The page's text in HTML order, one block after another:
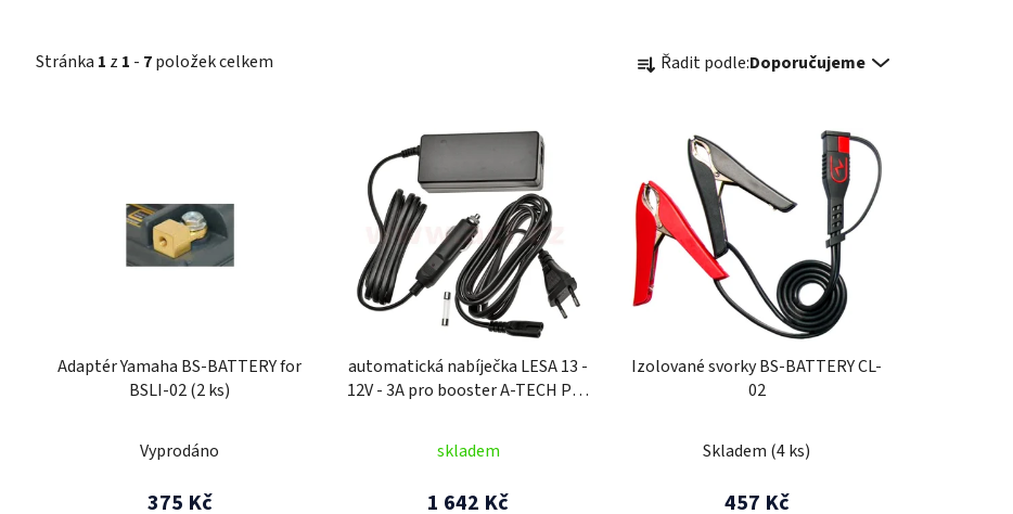
Stránka 1 z 1 - 7položek celkem
a
í
p
r
o
d
k
Řadit podle:Doporučujeme
Adaptér Yamaha BS-BATTERY for
BSLI-02 (2 ks)
Vyprodáno
375 Kč
automatická nabíječka LESA 13 -
12V - 3A pro booster A-TECH P5 /
skladem
1 642 Kč
Izolované svorky BS-BATTERY CL-
02
Skladem (4 ks)
457 Kč